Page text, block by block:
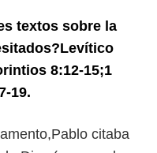
textos sobre la
8:12-15;1
19.
citaba